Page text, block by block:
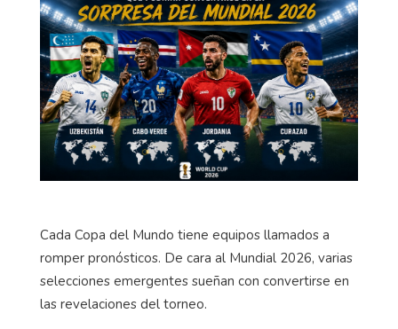
Cada Copa del Mundo tiene equipos llamados a
romper pronósticos. De cara al Mundial 2026, varias
selecciones emergentes sueñan con convertirse en
las revelaciones del torneo.